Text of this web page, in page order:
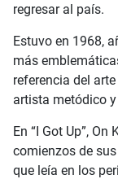
regresar al país.
Estuvo en 1968,
más
referencia del
artista metódico
En “I Got Up”,
comienzos de
que leía en los